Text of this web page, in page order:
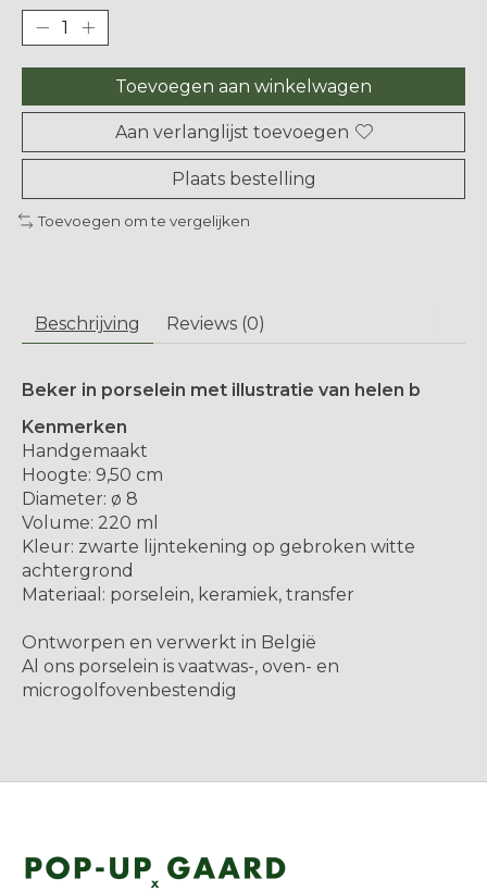
Toevoegen aan winkelwagen
Aan verlanglijst toevoegen
Plaats bestelling
Toevoegen om te vergelijken
Beschrijving Reviews (0)
Beker in porselein met illustratie van helen b
Kenmerken
Handgemaakt
Hoogte: 9,50 cm
Diameter: ø 8
Volume: 220 ml
Kleur: zwarte lijntekening op gebroken witte
achtergrond
Materiaal: porselein, keramiek, transfer
Ontworpen en verwerkt in België
Al ons porselein is vaatwas-, oven- en
microgolfovenbestendig